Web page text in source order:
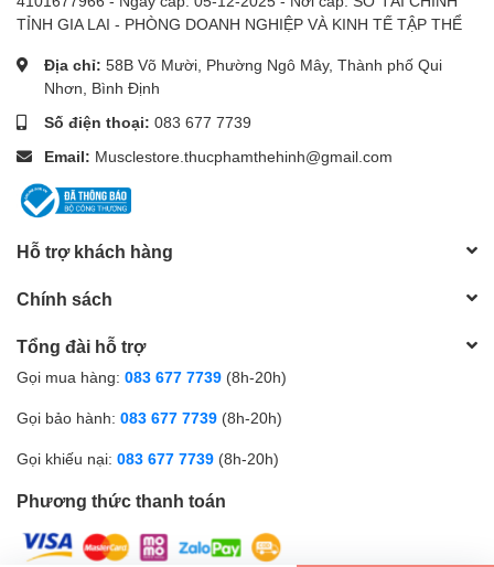
TỈNH GIA LAI - PHÒNG DOANH NGHIỆP VÀ KINH TẾ TẬP THỂ
Địa chỉ: 58B Võ Mười, Phường Ngô Mây, Thành phố Qui
Nhơn, Bình Định
Số điện thoại: 083 677 7739
Email: Musclestore.thucphamthehinh@gmail.com
Hỗ trợ khách hàng
Chính sách
Tổng đài hỗ trợ
Gọi mua hàng: 083 677 7739 (8h-20h)
Gọi bảo hành: 083 677 7739 (8h-20h)
Gọi khiếu nại: 083 677 7739 (8h-20h)
Phương thức thanh toán